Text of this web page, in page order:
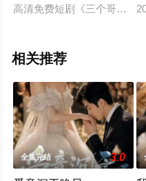
高清免费短剧《三个哥哥觉
相关推荐
全集完结 3.0